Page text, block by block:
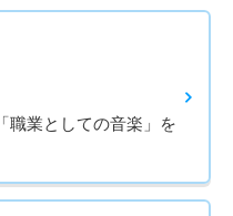
職業としての音楽」を